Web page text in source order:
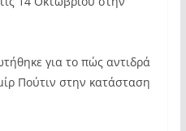
για το πώς αντιδρά
Πούτιν στην κατάσταση